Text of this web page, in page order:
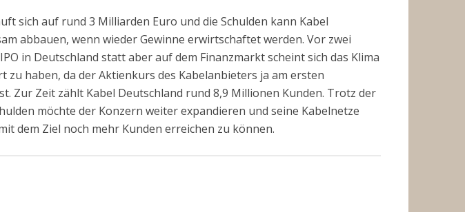
sich auf rund 3 Milliarden Euro und die Schulden kann Kabel
abbauen, wenn wieder Gewinne erwirtschaftet werden. Vor zwei
in Deutschland statt aber auf dem Finanzmarkt scheint sich das Klima
zu haben, da der Aktienkurs des Kabelanbieters ja am ersten
Zur Zeit zählt Kabel Deutschland rund 8,9 Millionen Kunden. Trotz der
möchte der Konzern weiter expandieren und seine Kabelnetze
dem Ziel noch mehr Kunden erreichen zu können.